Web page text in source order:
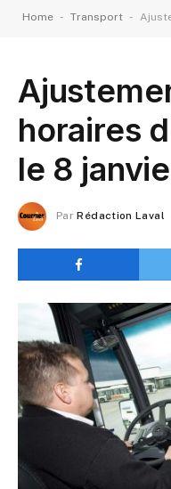
Home - Transport -
horaires
le 8
Par Rédaction Laval